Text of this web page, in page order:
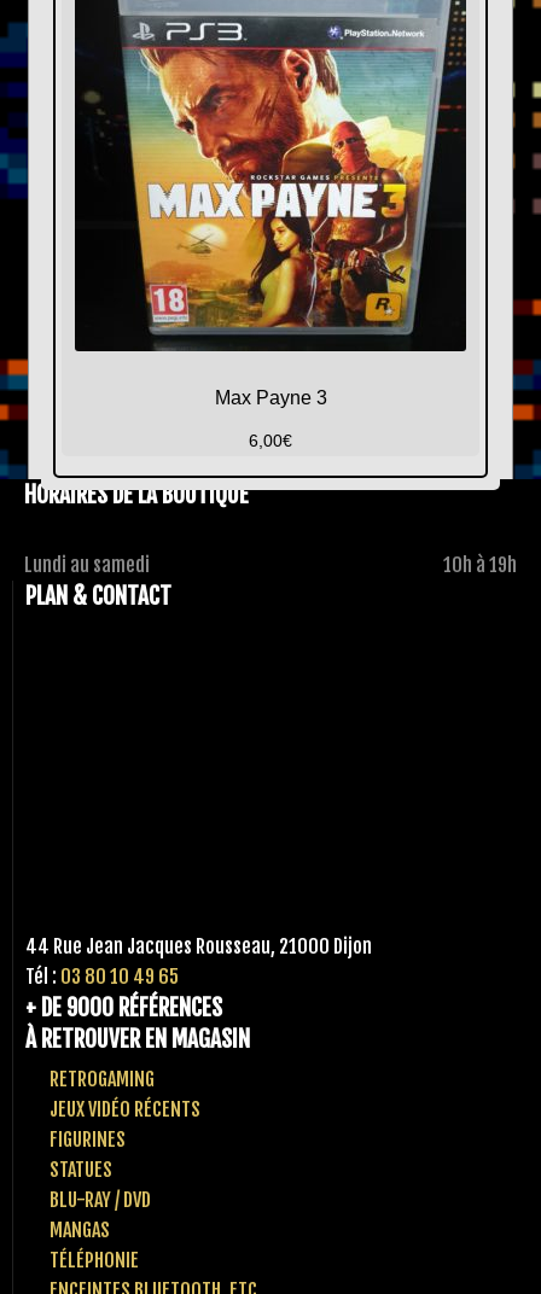
Max Payne 3
6,00€
HORAIRES DE LA BOUTIQUE
Lundi au samedi 10h à 19h
PLAN & CONTACT
44 Rue Jean Jacques Rousseau, 21000 Dijon
Tél : 03 80 10 49 65
+ DE 9000 RÉFÉRENCES
À RETROUVER EN MAGASIN
RETROGAMING
JEUX VIDÉO RÉCENTS
FIGURINES
STATUES
BLU-RAY / DVD
MANGAS
TÉLÉPHONIE